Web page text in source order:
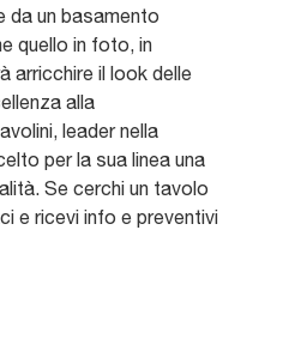
da un basamento
quello in foto, in
arricchire il look delle
alla
leader nella
per la sua linea una
Se cerchi un tavolo
e ricevi info e preventivi